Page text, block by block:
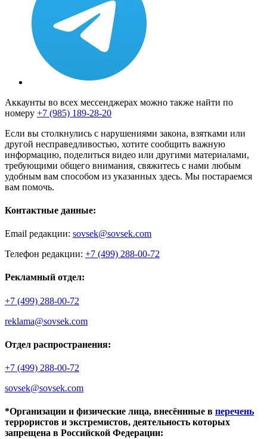
Аккаунты во всех мессенджерах можно также найти по
номеру +7 (985) 189-28-20
Если вы столкнулись с нарушениями закона, взятками или
другой несправедливостью, хотите сообщить важную
информацию, поделиться видео или другими материалами,
требующими общего внимания, свяжитесь с нами любым
удобным вам способом из указанных здесь. Мы постараемся
вам помочь.
Контактные данные:
Email редакции: sovsek@sovsek.com
Телефон редакции: +7 (499) 288-00-72
Рекламный отдел:
+7 (499) 288-00-72
reklama@sovsek.com
Отдел распространения:
+7 (499) 288-00-72
sovsek@sovsek.com
*Организации и физические лица, внесённные в перечень
террористов и экстремистов, деятельность которых
запрещена в Российской Федерации: